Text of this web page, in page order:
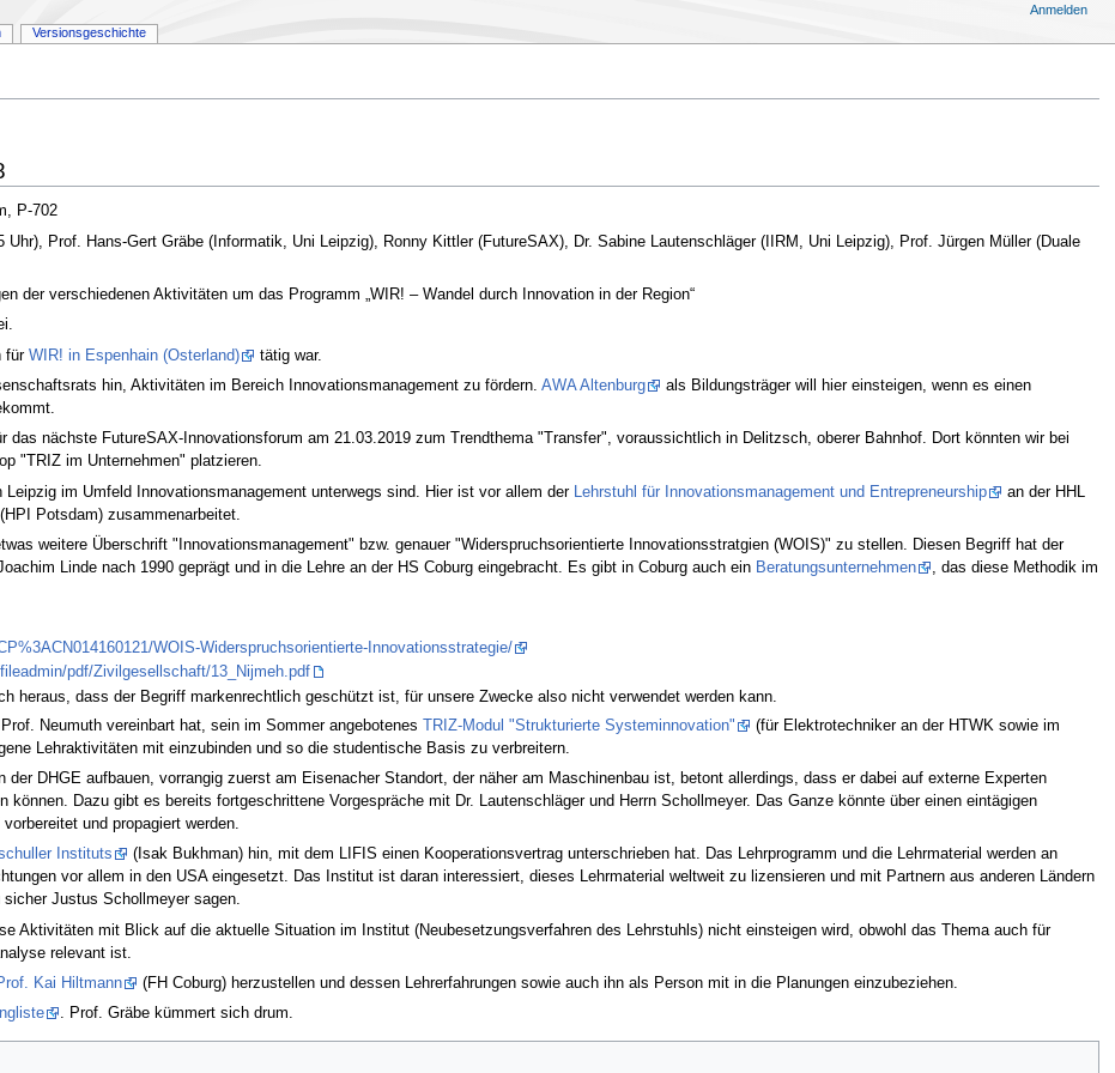
P-702
Uhr), Prof. Hans-Gert Gräbe (Informatik, Uni Leipzig), Ronny Kittler (FutureSAX), Dr. Sabine Lautenschläger (IIRM, Uni Leipzig), Prof. Jürgen Müller (Duale
der verschiedenen Aktivitäten um das Programm „WIR! – Wandel durch Innovation in der Region“
für WIR! in Espenhain (Osterland)
tätig war.
hin, Aktivitäten im Bereich Innovationsmanagement zu fördern. AWA Altenburg
als Bildungsträger will hier einsteigen, wenn es einen
das nächste FutureSAX-Innovationsforum am 21.03.2019 zum Trendthema "Transfer", voraussichtlich in Delitzsch, oberer Bahnhof. Dort könnten wir bei
"TRIZ im Unternehmen" platzieren.
im Umfeld Innovationsmanagement unterwegs sind. Hier ist vor allem der
Lehrstuhl für Innovationsmanagement und Entrepreneurship
an der HHL
Potsdam) zusammenarbeitet.
weitere Überschrift "Innovationsmanagement" bzw. genauer "Widerspruchsorientierte Innovationsstratgien (WOIS)" zu stellen. Diesen Begriff hat der
Linde nach 1990 geprägt und in die Lehre an der HS Coburg eingebracht. Es gibt in Coburg auch ein Beratungsunternehmen
, das diese Methodik im
WOIS-Widerspruchsorientierte-Innovationsstrategie/
pdf/Zivilgesellschaft/13_Nijmeh.pdf
heraus, dass der Begriff markenrechtlich geschützt ist, für unsere Zwecke also nicht verwendet werden kann.
Neumuth vereinbart hat, sein im Sommer angebotenes TRIZ-Modul "Strukturierte Systeminnovation"
(für Elektrotechniker an der HTWK sowie im
Lehraktivitäten mit einzubinden und so die studentische Basis zu verbreitern.
der DHGE aufbauen, vorrangig zuerst am Eisenacher Standort, der näher am Maschinenbau ist, betont allerdings, dass er dabei auf externe Experten
können. Dazu gibt es bereits fortgeschrittene Vorgespräche mit Dr. Lautenschläger und Herrn Schollmeyer. Das Ganze könnte über einen eintägigen
und propagiert werden.
Instituts
(Isak Bukhman) hin, mit dem LIFIS einen Kooperationsvertrag unterschrieben hat. Das Lehrprogramm und die Lehrmaterial werden an
vor allem in den USA eingesetzt. Das Institut ist daran interessiert, dieses Lehrmaterial weltweit zu lizensieren und mit Partnern aus anderen Ländern
Justus Schollmeyer sagen.
Aktivitäten mit Blick auf die aktuelle Situation im Institut (Neubesetzungsverfahren des Lehrstuhls) nicht einsteigen wird, obwohl das Thema auch für
relevant ist.
Kai Hiltmann
(FH Coburg) herzustellen und dessen Lehrerfahrungen sowie auch ihn als Person mit in die Planungen einzubeziehen.
. Prof. Gräbe kümmert sich drum.
Versionsgeschichte
Anmelden